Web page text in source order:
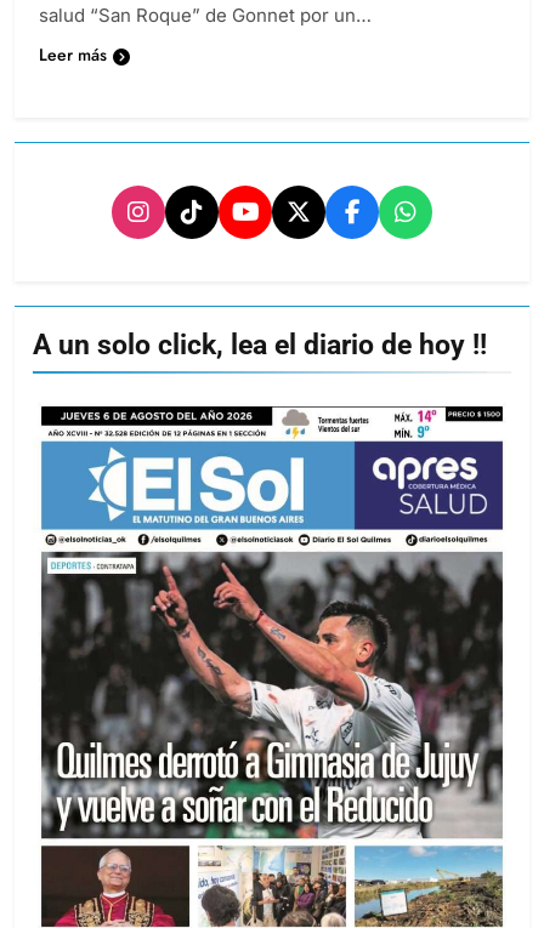
salud “San Roque” de Gonnet por un…
Leer más
A un solo click, lea el diario de hoy !!